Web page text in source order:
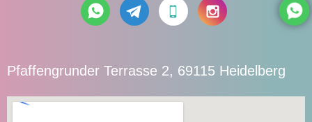
Pfaffengrunder Terrasse 2, 69115 Heidelberg